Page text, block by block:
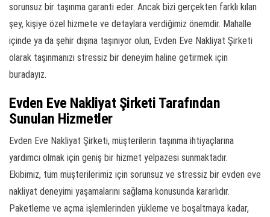
sorunsuz bir taşınma garanti eder. Ancak bizi gerçekten farklı kılan
şey, kişiye özel hizmete ve detaylara verdiğimiz önemdir. Mahalle
içinde ya da şehir dışına taşınıyor olun, Evden Eve Nakliyat Şirketi
olarak taşınmanızı stressiz bir deneyim haline getirmek için
buradayız.
Evden Eve Nakliyat Şirketi Tarafından
Sunulan Hizmetler
Evden Eve Nakliyat Şirketi, müşterilerin taşınma ihtiyaçlarına
yardımcı olmak için geniş bir hizmet yelpazesi sunmaktadır.
Ekibimiz, tüm müşterilerimiz için sorunsuz ve stressiz bir evden eve
nakliyat deneyimi yaşamalarını sağlama konusunda kararlıdır.
Paketleme ve açma işlemlerinden yükleme ve boşaltmaya kadar,